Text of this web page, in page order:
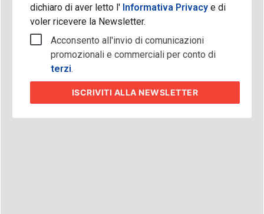
dichiaro di aver letto l'Informativa Privacy e di
voler ricevere la Newsletter.
Acconsento all'invio di comunicazioni
promozionali e commerciali per conto di
terzi.
ISCRIVITI ALLA NEWSLETTER